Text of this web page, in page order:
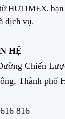
HUTIMEX,
dịch vụ.
HỆ
Chiến
Thành phố
816